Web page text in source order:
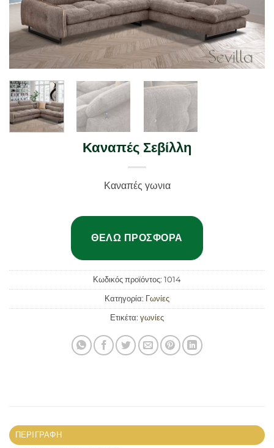
Καναπές Σεβίλλη
Καναπές γωνια
ΘΈΛΩ ΠΡΟΣΦΟΡΆ
Κωδικός προϊόντος: 1014
Κατηγορία: Γωνίες
Ετικέτα: γωνίες
ΠΕΡΙΓΡΑΦΉ